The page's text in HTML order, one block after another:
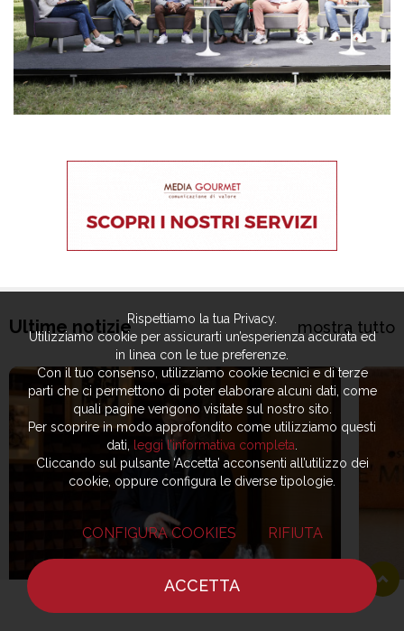
Ultime notizie mostra tutto
Rispettiamo la tua Privacy.
Utilizziamo cookie per assicurarti un’esperienza accurata ed
in linea con le tue preferenze.
Con il tuo consenso, utilizziamo cookie tecnici e di terze
parti che ci permettono di poter elaborare alcuni dati, come
quali pagine vengono visitate sul nostro sito.
Per scoprire in modo approfondito come utilizziamo questi
dati,
leggi l’informativa completa
Cliccando sul pulsante ‘Accetta’ acconsenti all’utilizzo dei
cookie, oppure configura le diverse tipologie.
CONFIGURA COOKIES RIFIUTA
ACCETTA